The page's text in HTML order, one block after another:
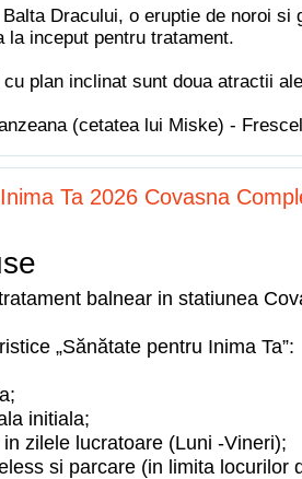
Dracului, o eruptie de noroi si
inceput pentru tratament.
plan inclinat sunt doua atractii
(cetatea lui Miske) -
Ta 2026 Covasna
balnear in statiunea
„Sănătate pentru Inima Ta”:
initiala;
zilele lucratoare (Luni -Vineri);
si parcare (in limita locurilor